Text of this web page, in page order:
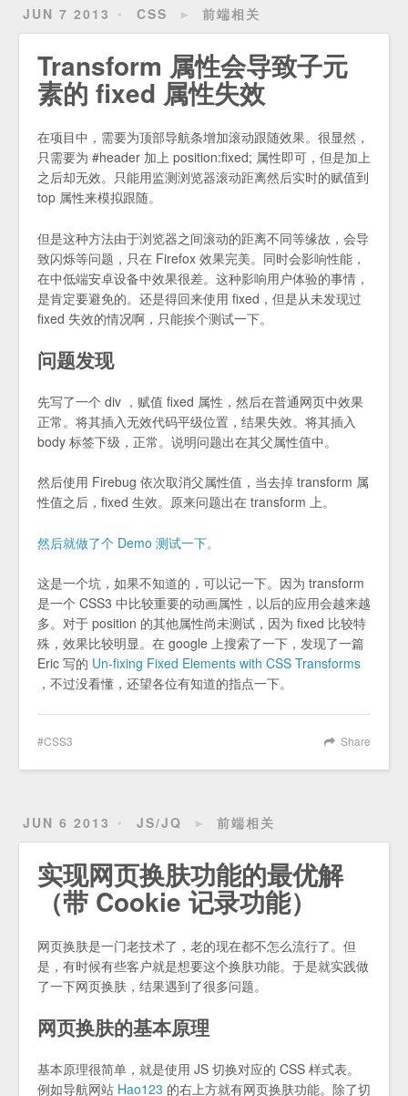
JUN 7 2013 CSS ► 前端相关
Transform 属性会导致子元
素的 fixed 属性失效
在项目中，需要为顶部导航条增加滚动跟随效果。很显然，
只需要为 #header 加上 position:fixed; 属性即可，但是加上
之后却无效。只能用监测浏览器滚动距离然后实时的赋值到
top 属性来模拟跟随。
但是这种方法由于浏览器之间滚动的距离不同等缘故，会导
致闪烁等问题，只在 Firefox 效果完美。同时会影响性能，
在中低端安卓设备中效果很差。这种影响用户体验的事情，
是肯定要避免的。还是得回来使用 fixed，但是从未发现过
fixed 失效的情况啊，只能挨个测试一下。
问题发现
先写了一个 div ，赋值 fixed 属性，然后在普通网页中效果
正常。将其插入无效代码平级位置，结果失效。将其插入
body 标签下级，正常。说明问题出在其父属性值中。
然后使用 Firebug 依次取消父属性值，当去掉 transform 属
性值之后，fixed 生效。原来问题出在 transform 上。
然后就做了个 Demo 测试一下。
这是一个坑，如果不知道的，可以记一下。因为 transform
是一个 CSS3 中比较重要的动画属性，以后的应用会越来越
多。对于 position 的其他属性尚未测试，因为 fixed 比较特
殊，效果比较明显。在 google 上搜索了一下，发现了一篇
Eric 写的 Un-fixing Fixed Elements with CSS Transforms
，不过没看懂，还望各位有知道的指点一下。
Share
CSS3
JUN 6 2013 JS/JQ ► 前端相关
实现网页换肤功能的最优解
（带 Cookie 记录功能）
网页换肤是一门老技术了，老的现在都不怎么流行了。但
是，有时候有些客户就是想要这个换肤功能。于是就实践做
了一下网页换肤，结果遇到了很多问题。
网页换肤的基本原理
基本原理很简单，就是使用 JS 切换对应的 CSS 样式表。
例如导航网站 Hao123 的右上方就有网页换肤功能。除了切